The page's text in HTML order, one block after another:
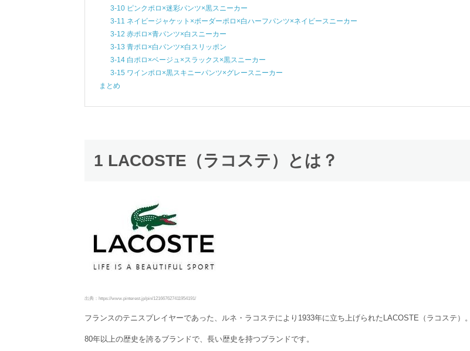
3-10 ピンクポロ×迷彩パンツ×黒スニーカー
3-11 ネイビージャケット×ボーダーポロ×白ハーフパンツ×ネイビースニーカー
3-12 赤ポロ×青パンツ×白スニーカー
3-13 青ポロ×白パンツ×白スリッポン
3-14 白ポロ×ベージュ×スラックス×黒スニーカー
3-15 ワインポロ×黒スキニーパンツ×グレースニーカー
まとめ
1 LACOSTE（ラコステ）とは？
出典：https://www.pinterest.jp/pin/121667627411954191/
フランスのテニスプレイヤーであった、ルネ・ラコステにより1933年に立ち上げられたLACOSTE（ラコステ）。
80年以上の歴史を誇るブランドで、長い歴史を持つブランドです。